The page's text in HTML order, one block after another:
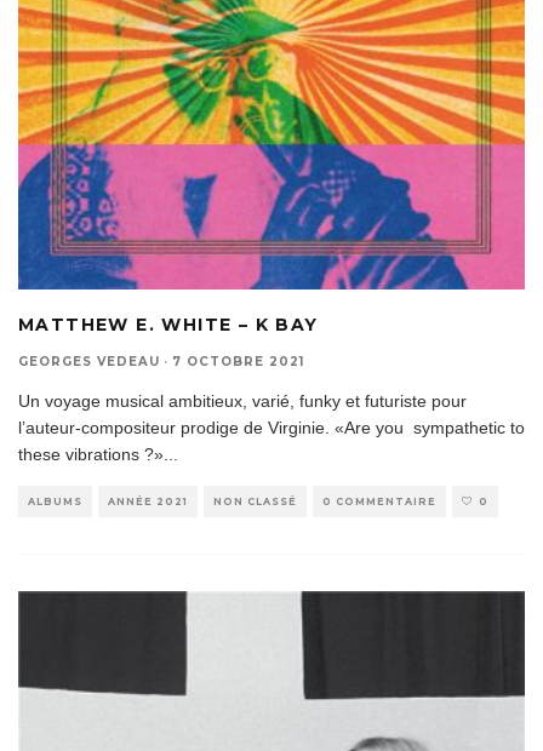
MATTHEW E. WHITE – K BAY
GEORGES VEDEAU · 7 OCTOBRE 2021
Un voyage musical ambitieux, varié, funky et futuriste pour
l’auteur-compositeur prodige de Virginie. «Are you sympathetic to
these vibrations ?»
ALBUMS ANNÉE 2021 NON CLASSÉ 0 COMMENTAIRE 0